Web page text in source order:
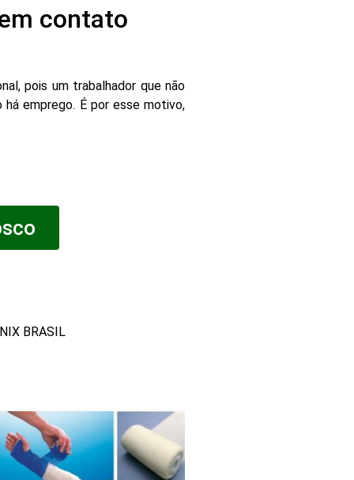
contato
pois um trabalhador que não
emprego. É por esse motivo,
BRASIL